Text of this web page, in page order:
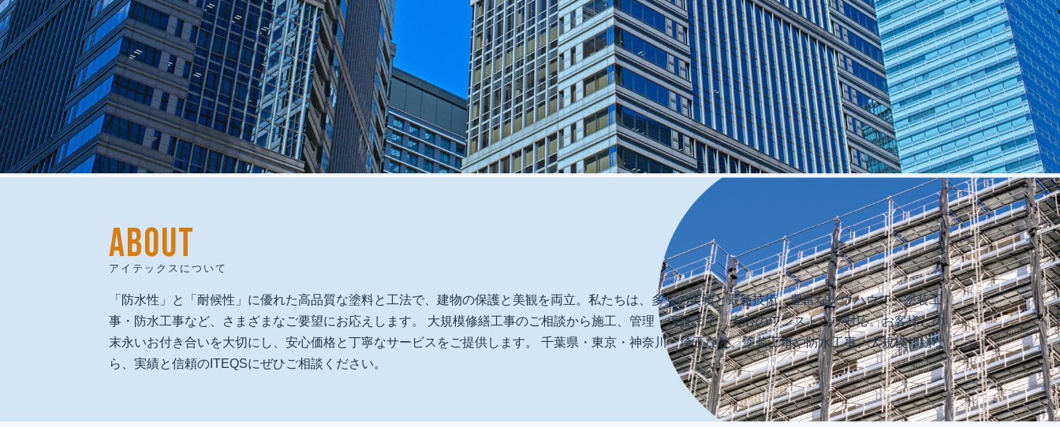
人と地域の未来を創る
技術と品質で人と地域の未来を守る
「建物再生のプロフェッショナル」として、
社会に必要とされ続ける企業を目指します。
ABOUT
アイテックスについて
「防水性」と「耐候性」に優れた高品質な塗料と工法で、建物の保護と美観を両立。私たちは、多くの実績と最新技術、豊富なノウハウで、塗装工
事・防水工事など、さまざまなご要望にお応えします。 大規模修繕工事のご相談から施工、管理・保証まで、安心のワンストップ対応。お客様との
末永いお付き合いを大切にし、安心価格と丁寧なサービスをご提供します。 千葉県・東京・神奈川・埼玉など、塗装工事や防水工事、大規模修繕な
ら、実績と信頼のITEQSにぜひご相談ください。